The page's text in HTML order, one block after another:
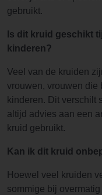
gebruikt.
Is dit kruid geschikt
kinderen?
Veel van de kruiden
vrouwen, vrouwen die
kinderen. Dit verschilt
altijd advies aan een
kruid gebruikt.
Kan ik dit kruid
Hoewel veel kruiden
sommige bij